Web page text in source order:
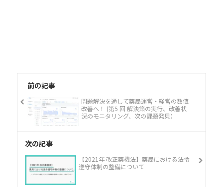
前の記事
問題解決を通して薬局運営・経営の数値
改善へ！ (第5 回 解決策の実行、改善状
況のモニタリング、次の課題発見）
次の記事
【2021年 改正薬機法】薬局における法令
遵守体制の整備について